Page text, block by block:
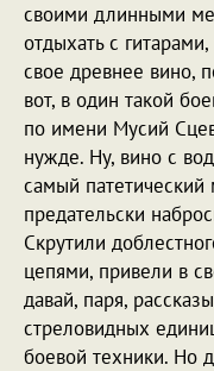
своими длинными
отдыхать с
свое древнее вино,
вот, в один такой
по имени Мусий
нужде. Ну, вино с
самый патетический
предательски
Скрутили
цепями, привели в
давай, паря,
стреловидных
боевой техники. Но